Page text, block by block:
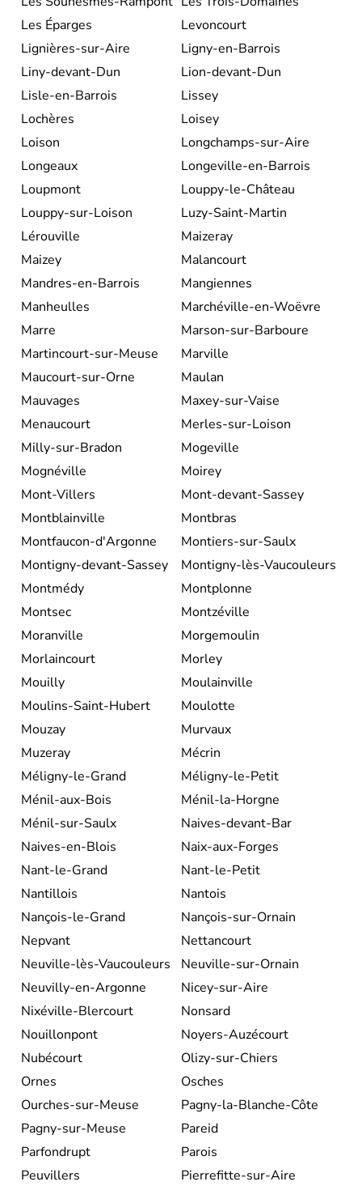
Les Éparges
Levoncourt
Lignières-sur-Aire
Ligny-en-Barrois
Liny-devant-Dun
Lion-devant-Dun
Lisle-en-Barrois
Lissey
Lochères
Loisey
Loison
Longchamps-sur-Aire
Longeaux
Longeville-en-Barrois
Loupmont
Louppy-le-Château
Louppy-sur-Loison
Luzy-Saint-Martin
Lérouville
Maizeray
Maizey
Malancourt
Mandres-en-Barrois
Mangiennes
Manheulles
Marchéville-en-Woëvre
Marre
Marson-sur-Barboure
Martincourt-sur-Meuse
Marville
Maucourt-sur-Orne
Maulan
Mauvages
Maxey-sur-Vaise
Menaucourt
Merles-sur-Loison
Milly-sur-Bradon
Mogeville
Mognéville
Moirey
Mont-Villers
Mont-devant-Sassey
Montblainville
Montbras
Montfaucon-d'Argonne
Montiers-sur-Saulx
Montigny-devant-Sassey
Montigny-lès-Vaucouleurs
Montmédy
Montplonne
Montsec
Montzéville
Moranville
Morgemoulin
Morlaincourt
Morley
Mouilly
Moulainville
Moulins-Saint-Hubert
Moulotte
Mouzay
Murvaux
Muzeray
Mécrin
Méligny-le-Grand
Méligny-le-Petit
Ménil-aux-Bois
Ménil-la-Horgne
Ménil-sur-Saulx
Naives-devant-Bar
Naives-en-Blois
Naix-aux-Forges
Nant-le-Grand
Nant-le-Petit
Nantillois
Nantois
Nançois-le-Grand
Nançois-sur-Ornain
Nepvant
Nettancourt
Neuville-lès-Vaucouleurs
Neuville-sur-Ornain
Neuvilly-en-Argonne
Nicey-sur-Aire
Nixéville-Blercourt
Nonsard
Nouillonpont
Noyers-Auzécourt
Nubécourt
Olizy-sur-Chiers
Ornes
Osches
Ourches-sur-Meuse
Pagny-la-Blanche-Côte
Pagny-sur-Meuse
Pareid
Parfondrupt
Parois
Peuvillers
Pierrefitte-sur-Aire